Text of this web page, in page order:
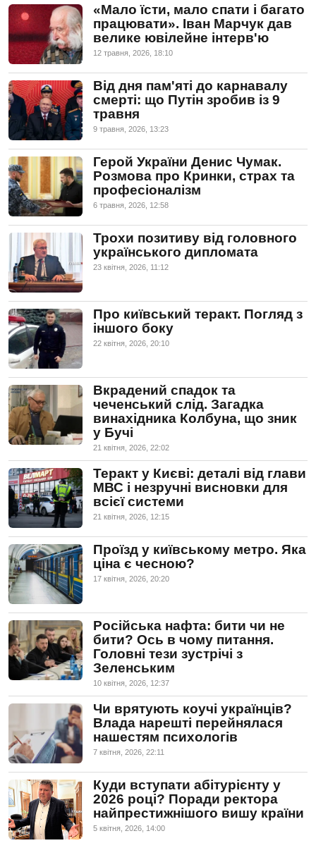
«Мало їсти, мало спати і багато
працювати». Іван Марчук дав
велике ювілейне інтерв'ю
12 травня, 2026, 18:10
Від дня пам'яті до карнавалу
смерті: що Путін зробив із 9
травня
9 травня, 2026, 13:23
Герой України Денис Чумак.
Розмова про Кринки, страх та
професіоналізм
6 травня, 2026, 12:58
Трохи позитиву від головного
українського дипломата
23 квiтня, 2026, 11:12
Про київський теракт. Погляд з
іншого боку
22 квiтня, 2026, 20:10
Вкрадений спадок та
чеченський слід. Загадка
винахідника Колбуна, що зник
у Бучі
21 квiтня, 2026, 22:02
Теракт у Києві: деталі від глави
МВС і незручні висновки для
всієї системи
21 квiтня, 2026, 12:15
Проїзд у київському метро. Яка
ціна є чесною?
17 квiтня, 2026, 20:20
Російська нафта: бити чи не
бити? Ось в чому питання.
Головні тези зустрічі з
Зеленським
10 квiтня, 2026, 12:37
Чи врятують коучі українців?
Влада нарешті перейнялася
нашестям психологів
7 квiтня, 2026, 22:11
Куди вступати абітурієнту у
2026 році? Поради ректора
найпрестижнішого вишу країни
5 квiтня, 2026, 14:00